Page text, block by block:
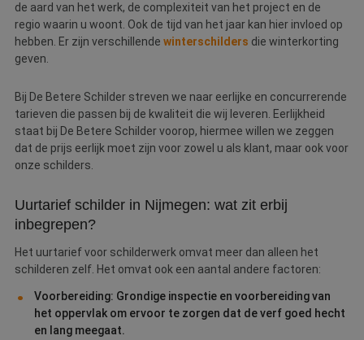
de aard van het werk, de complexiteit van het project en de
regio waarin u woont. Ook de tijd van het jaar kan hier invloed op
hebben. Er zijn verschillende winterschilders die winterkorting
geven.
Bij De Betere Schilder streven we naar eerlijke en concurrerende
tarieven die passen bij de kwaliteit die wij leveren. Eerlijkheid
staat bij De Betere Schilder voorop, hiermee willen we zeggen
dat de prijs eerlijk moet zijn voor zowel u als klant, maar ook voor
onze schilders.
Uurtarief schilder in Nijmegen: wat zit erbij
inbegrepen?
Het uurtarief voor schilderwerk omvat meer dan alleen het
schilderen zelf. Het omvat ook een aantal andere factoren:
Voorbereiding: Grondige inspectie en voorbereiding van
het oppervlak om ervoor te zorgen dat de verf goed hecht
en lang meegaat.